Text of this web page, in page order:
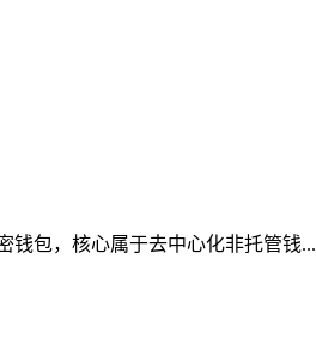
钱包，核心属于去中心化非托管钱...